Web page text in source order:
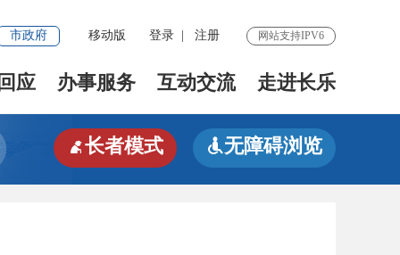
市政府 移动版 登录 注册 网站支持IPV6
应 办事服务 互动交流 走进长乐
长者模式 无障碍浏览